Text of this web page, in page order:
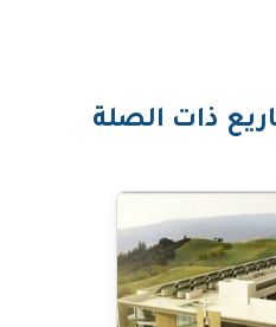
ذات الصلة